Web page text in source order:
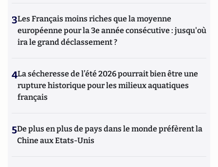
3Les Français moins riches que la moyenne
européenne pour la 3e année consécutive : jusqu'où
ira le grand déclassement ?
4La sécheresse de l’été 2026 pourrait bien être une
rupture historique pour les milieux aquatiques
français
5De plus en plus de pays dans le monde préfèrent la
Chine aux Etats-Unis